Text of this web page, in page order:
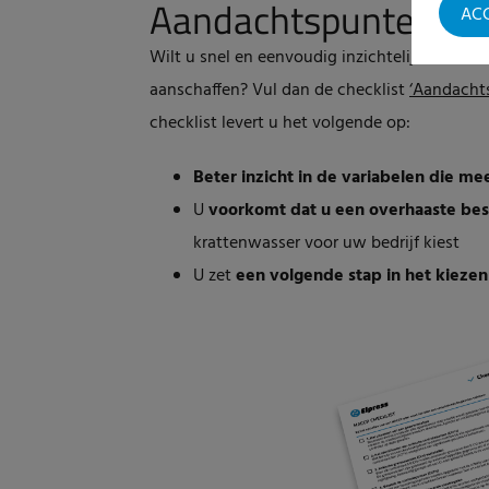
Aandachtspunten
Wilt u snel en eenvoudig inzichtelijk maken
aanschaffen? Vul dan de checklist
checklist levert u het volgende op:
Beter inzicht in de variabelen die
Uvoorkomt dat u een overhaaste
krattenwasser voor uw bedrijf kiest
U zeteen volgende stap in het